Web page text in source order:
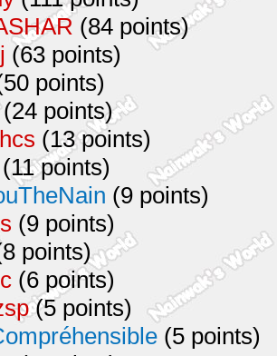
(84 points)
(63 points)
points)
points)
(13 points)
(11 points)
(9 points)
(9 points)
points)
(6 points)
(5 points)
(5 points)